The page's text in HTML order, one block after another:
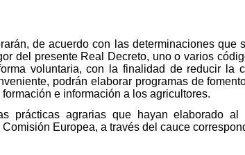
de acuerdo con las determinaciones que
del presente Real Decreto, uno o varios
voluntaria, con la finalidad de reducir la
podrán elaborar programas de
e información a los agricultores.
prácticas agrarias que hayan elaborado al
Europea, a través del cauce